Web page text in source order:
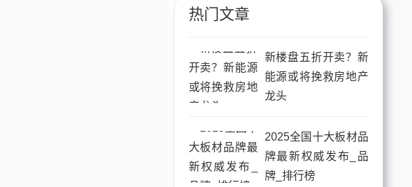
热门文章
新楼盘五折开卖？新
能源或将挽救房地产
龙头
2025全国十大板材品
牌最新权威发布_品
牌_排行榜